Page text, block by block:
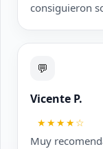
consiguieron
💬
Vicente P.
★★★★☆
Muy